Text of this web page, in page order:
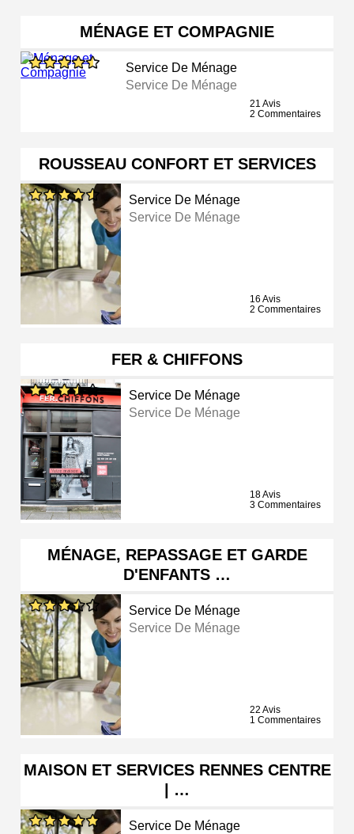
MÉNAGE ET COMPAGNIE
Service De Ménage
Service De Ménage
21 Avis
2 Commentaires
ROUSSEAU CONFORT ET SERVICES
Service De Ménage
Service De Ménage
16 Avis
2 Commentaires
FER & CHIFFONS
Service De Ménage
Service De Ménage
18 Avis
3 Commentaires
MÉNAGE, REPASSAGE ET GARDE
D'ENFANTS …
Service De Ménage
Service De Ménage
22 Avis
1 Commentaires
MAISON ET SERVICES RENNES CENTRE
| …
Service De Ménage